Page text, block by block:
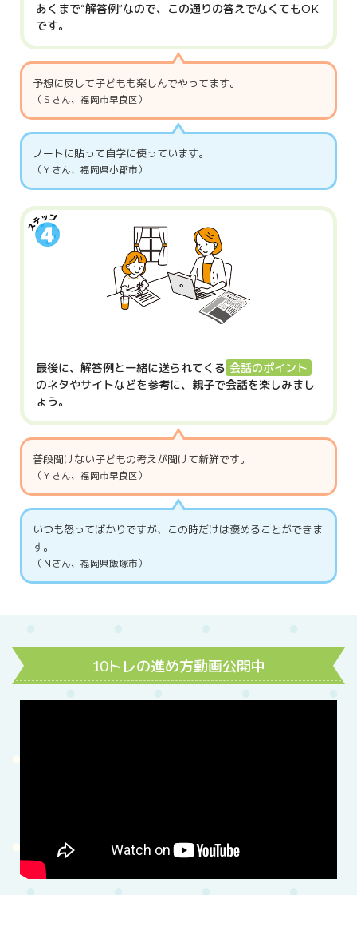
あくまで“解答例”なので、
この通りの答えでなくてもOK
です。
予想に反して子どもも楽しんでやってます。
（Ｓさん、福岡市早良区）
ノートに貼って自学に使っています。
（Ｙさん、福岡県小郡市）
最後に、解答例と一緒に送られてくる 会話のポイント
のネタやサイトなどを参考に、 親子で会話を楽しみまし
ょう。
普段聞けない子どもの考えが聞けて新鮮です。
（Ｙさん、福岡市早良区）
いつも怒ってばかりですが、この時だけは褒めることができま
す。
（Ｎさん、福岡県飯塚市）
10トレの進め方動画公開中